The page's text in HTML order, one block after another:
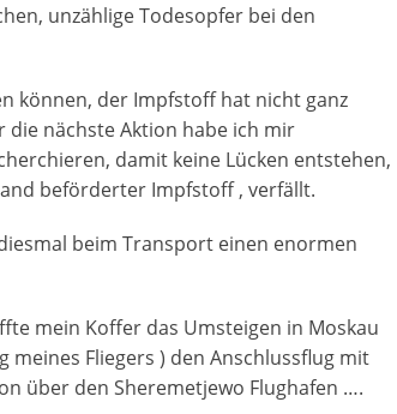
unzählige Todesopfer bei den
können, der Impfstoff hat nicht ganz
die nächste Aktion habe ich mir
damit keine Lücken entstehen,
beförderter Impfstoff , verfällt.
beim Transport einen enormen
mein Koffer das Umsteigen in Moskau
Fliegers ) den Anschlussflug mit
über den Sheremetjewo Flughafen ….